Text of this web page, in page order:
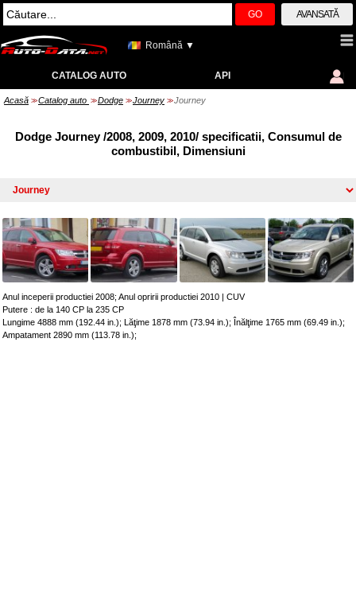
GO AVANSATĂ
Română ▼
CATALOG AUTO API
Acasă >> Catalog auto >> Dodge >> Journey >> Journey
Dodge Journey /2008, 2009, 2010/ specificatii, Consumul de
combustibil, Dimensiuni
Anul inceperii productiei 2008; Anul opririi productiei 2010 | CUV
Putere : de la 140 CP la 235 CP
Lungime 4888 mm (192.44 in.); Lăţime 1878 mm (73.94 in.); Înălţime 1765 mm (69.49 in.);
Ampatament 2890 mm (113.78 in.);